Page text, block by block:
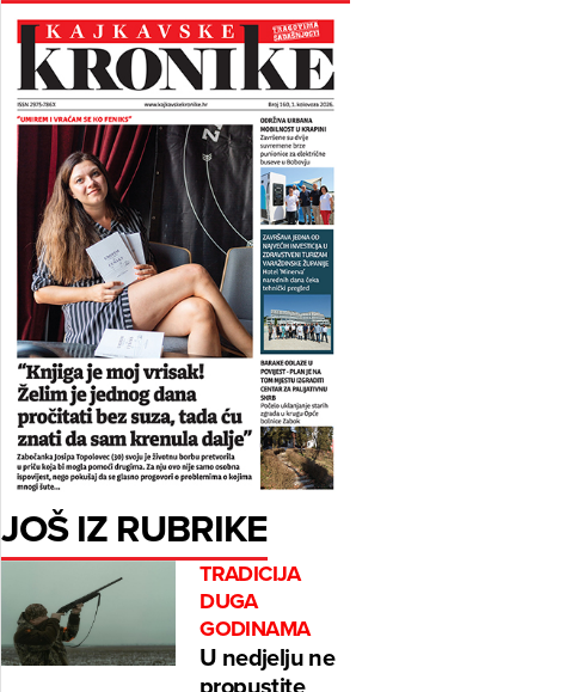
JOŠ IZ RUBRIKE
TRADICIJA
DUGA
GODINAMA
U nedjelju ne